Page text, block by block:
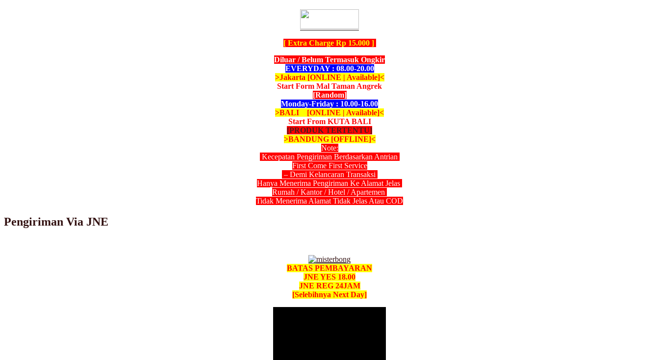
[ Extra Charge Rp 15.000 ]
Diluar / Belum Termasuk Ongkir
EVERYDAY : 08.00-20.00
>Jakarta [ONLINE | Available]<
Start Form Mal Taman Angrek
[Random]
Monday-Friday : 10.00-16.00
>BALI [ONLINE | Available]<
Start From KUTA BALI
[PRODUK TERTENTU]
>BANDUNG [OFFLINE]<
Note:
Kecepatan Pengiriman Berdasarkan Antrian
First Come First Service
– Demi Kelancaran Transaksi
Hanya Menerima Pengiriman Ke Alamat Jelas
Rumah / Kantor / Hotel / Apartemen
Tidak Menerima Alamat Tidak Jelas Atau COD
Pengiriman Via JNE
BATAS PEMBAYARAN
JNE YES 18.00
JNE REG 24JAM
[Selebihnya Next Day]